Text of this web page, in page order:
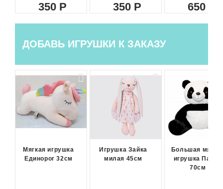
350 350 650
ДОБАВЬ ИГРУШКИ К ЗАКАЗУ
Мягкая игрушка
Единорог 32см
Игрушка Зайка
милая 45см
Большая
игрушка Панда
70см